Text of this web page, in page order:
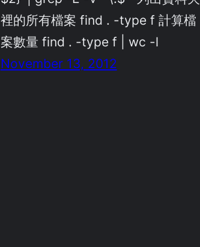
裡的所有檔案 find . -type f 計算檔
案數量 find . -type f | wc -l
November 13, 2012